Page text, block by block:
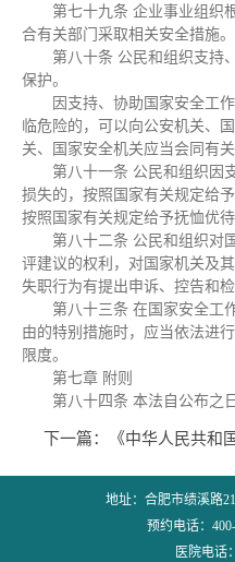
第七十九条 企业事业组织
合有关部门采取相关安全措施。
第八十条 公民和组织支持
保护。
因支持、协助国家安全工
临危险的，可以向公安机关、
关、国家安全机关应当会同有
第八十一条 公民和组织因
损失的，按照国家有关规定给
按照国家有关规定给予抚恤优待
第八十二条 公民和组织对
评建议的权利，对国家机关及
失职行为有提出申诉、控告和检
第八十三条 在国家安全工
由的特别措施时，应当依法进
限度。
第七章 附则
第八十四条 本法自公布之
下一篇： 《中华人民共和
地址：合肥市绩溪路
预约电话：
医院电话